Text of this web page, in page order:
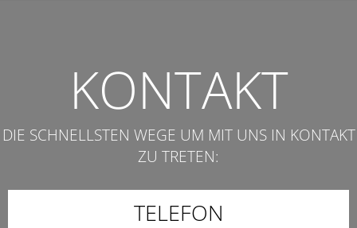
KONTAKT
DIE SCHNELLSTEN WEGE UM MIT UNS IN KONTAKT
ZU TRETEN:
TELEFON